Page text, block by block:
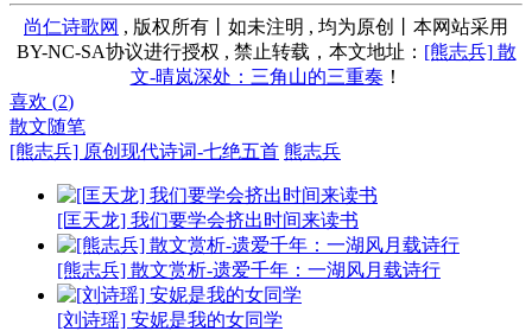
尚仁诗歌网 , 版权所有丨如未注明 , 均为原创丨本网站采用
BY-NC-SA协议进行授权 , 禁止转载，本文地址： [熊志兵] 散
文-晴岚深处：三角山的三重奏 ！
喜欢 (2)
散文随笔
[熊志兵] 原创现代诗词-七绝五首 熊志兵
[匡天龙] 我们要学会挤出时间来读书
[熊志兵] 散文赏析-遗爱千年：一湖风月载诗行
[刘诗瑶] 安妮是我的女同学